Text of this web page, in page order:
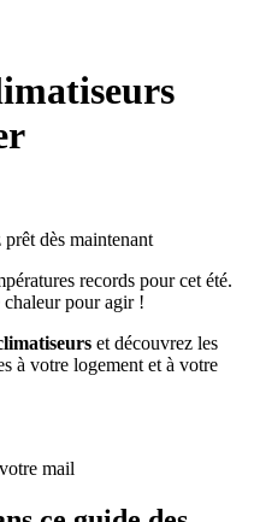
dès maintenant
records pour cet été.
chaleur pour agir !
et découvrez les
à votre logement et à votre
mail